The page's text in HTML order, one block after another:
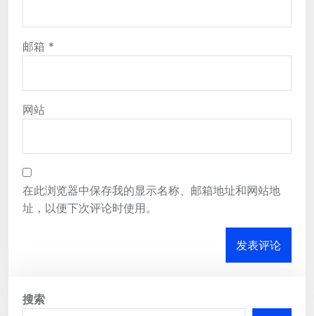
邮箱 *
网站
在此浏览器中保存我的显示名称、邮箱地址和网站地
址，以便下次评论时使用。
搜索